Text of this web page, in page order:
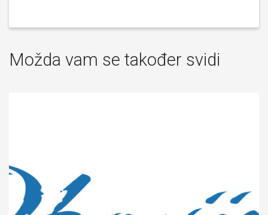
Možda vam se također svidi